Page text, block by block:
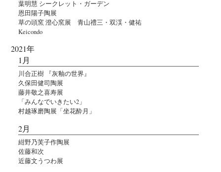
葉明慧 シークレット・ガーデン
恩田陽子陶展
草の頭窯 澄心窯展 青山禮三・双渓・健祐
Keicondo
2021年
1月
川合正樹 『灰釉の世界』
久保田健司陶展
藤井敬之喜寿展
「みんなでいきたい2」
村越琢磨陶展「坐花酔月」
2月
紺野乃芙子作陶展
佐藤和次
近藤文うつわ展